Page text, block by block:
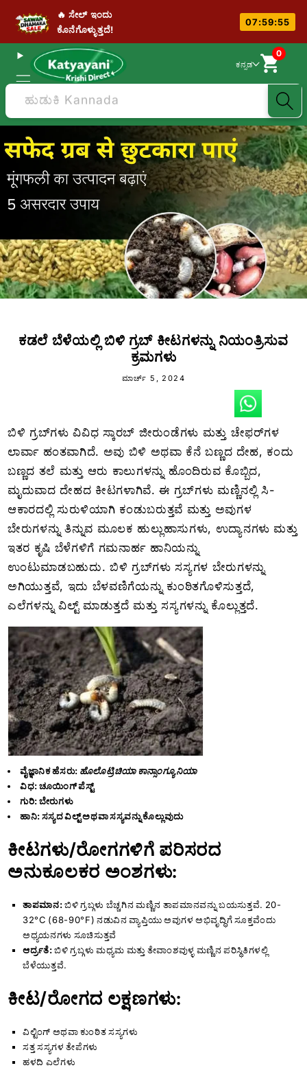
🔥 ಸೇಲ್ ಇಂದು
ಕೊನೆಗೊಳ್ಳುತ್ತದೆ!
07:59:54
ಕನ್ನಡ
0
ಹುಡುಕಿ Kannada
ಕಡಲೆ ಬೆಳೆಯಲ್ಲಿ ಬಿಳಿ ಗ್ರಬ್ ಕೀಟಗಳನ್ನು ನಿಯಂತ್ರಿಸುವ
ಕ್ರಮಗಳು
ಮಾರ್ಚ್ 5, 2024
ಬಿಳಿ ಗ್ರಬ್‌ಗಳು ವಿವಿಧ ಸ್ಕಾರಬ್ ಜೀರುಂಡೆಗಳು ಮತ್ತು ಚೇಫರ್‌ಗಳ
ಲಾರ್ವಾ ಹಂತವಾಗಿದೆ. ಅವು ಬಿಳಿ ಅಥವಾ ಕೆನೆ ಬಣ್ಣದ ದೇಹ, ಕಂದು
ಬಣ್ಣದ ತಲೆ ಮತ್ತು ಆರು ಕಾಲುಗಳನ್ನು ಹೊಂದಿರುವ ಕೊಬ್ಬಿದ,
ಮೃದುವಾದ ದೇಹದ ಕೀಟಗಳಾಗಿವೆ. ಈ ಗ್ರಬ್‌ಗಳು ಮಣ್ಣಿನಲ್ಲಿ ಸಿ-
ಆಕಾರದಲ್ಲಿ ಸುರುಳಿಯಾಗಿ ಕಂಡುಬರುತ್ತವೆ ಮತ್ತು ಅವುಗಳ
ಬೇರುಗಳನ್ನು ತಿನ್ನುವ ಮೂಲಕ ಹುಲ್ಲುಹಾಸುಗಳು, ಉದ್ಯಾನಗಳು ಮತ್ತು
ಇತರ ಕೃಷಿ ಬೆಳೆಗಳಿಗೆ ಗಮನಾರ್ಹ ಹಾನಿಯನ್ನು
ಉಂಟುಮಾಡಬಹುದು. ಬಿಳಿ ಗ್ರಬ್‌ಗಳು ಸಸ್ಯಗಳ ಬೇರುಗಳನ್ನು
ಅಗಿಯುತ್ತವೆ, ಇದು ಬೆಳವಣಿಗೆಯನ್ನು ಕುಂಠಿತಗೊಳಿಸುತ್ತದೆ,
ಎಲೆಗಳನ್ನು ವಿಲ್ಟ್ ಮಾಡುತ್ತದೆ ಮತ್ತು ಸಸ್ಯಗಳನ್ನು ಕೊಲ್ಲುತ್ತದೆ.
ವೈಜ್ಞಾನಿಕ ಹೆಸರು: ಹೊಲೊಟ್ರಿಚಿಯಾ ಕಾನ್ಸಾಂಗ್ಯೂನಿಯಾ
ವಿಧ: ಚೂಯಿಂಗ್ ಪೆಸ್ಟ್
ಗುರಿ: ಬೇರುಗಳು
ಹಾನಿ: ಸಸ್ಯದ ವಿಲ್ಟ್ ಅಥವಾ ಸಸ್ಯವನ್ನು ಕೊಲ್ಲುವುದು
ಕೀಟಗಳು/ರೋಗಗಳಿಗೆ ಪರಿಸರದ
ಅನುಕೂಲಕರ ಅಂಶಗಳು:
ತಾಪಮಾನ:ಬಿಳಿ ಗ್ರಬ್ಗಳು ಬೆಚ್ಚಗಿನ ಮಣ್ಣಿನ ತಾಪಮಾನವನ್ನು ಬಯಸುತ್ತವೆ. 20-
32°C (68-90°F) ನಡುವಿನ ವ್ಯಾಪ್ತಿಯು ಅವುಗಳ ಅಭಿವೃದ್ಧಿಗೆ ಸೂಕ್ತವೆಂದು
ಅಧ್ಯಯನಗಳು ಸೂಚಿಸುತ್ತವೆ
ಆರ್ದ್ರತೆ:ಬಿಳಿ ಗ್ರಬ್ಗಳು ಮಧ್ಯಮ ಮತ್ತು ತೇವಾಂಶವುಳ್ಳ ಮಣ್ಣಿನ ಪರಿಸ್ಥಿತಿಗಳಲ್ಲಿ
ಬೆಳೆಯುತ್ತವೆ.
ಕೀಟ/ರೋಗದ ಲಕ್ಷಣಗಳು:
ವಿಲ್ಟಿಂಗ್ ಅಥವಾ ಕುಂಠಿತ ಸಸ್ಯಗಳು
ಸತ್ತ ಸಸ್ಯಗಳ ತೇಪೆಗಳು
ಹಳದಿ ಎಲೆಗಳು